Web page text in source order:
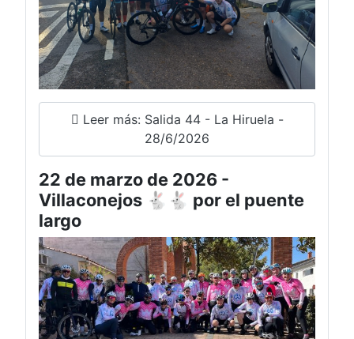
Leer más: Salida 44 - La Hiruela -
28/6/2026
22 de marzo de 2026 -
Villaconejos 🐇🐇 por el puente
largo